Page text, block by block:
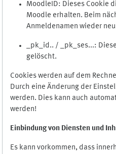
MoodleID: Dieses Cookie
Moodle erhalten. Beim
Anmeldenamen wieder
_pk_id.. / _pk_ses...:
gelöscht.
Cookies werden auf dem
Durch eine Änderung der
werden. Dies kann auch
werden!
Einbindung von Diensten und
Es kann vorkommen, dass